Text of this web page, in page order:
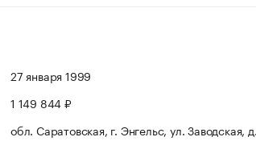
27 января 1999
1 149 844 ₽
обл. Саратовская, г. Энгельс, ул. Заводская,